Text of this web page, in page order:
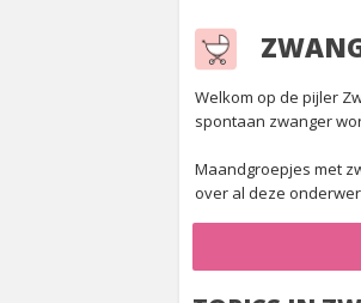
Welkom op de pijler
spontaan zwanger
Maandgroepjes met
over al deze